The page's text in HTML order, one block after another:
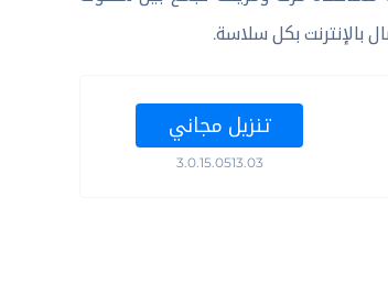
بالإنترنت بكل سلاسة.
تنزيل مجاني
3.0.15.0513.03